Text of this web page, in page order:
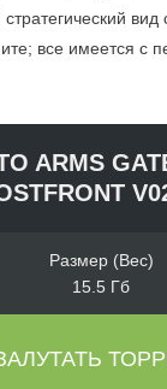
стратегический вид
все имеется с
ARMS
Размер (Вес)
15.5 Гб